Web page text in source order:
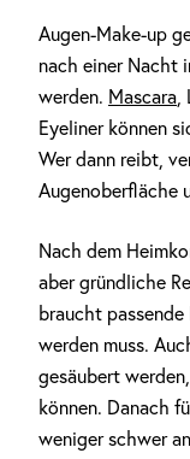
Augen-Make-up
nach einer Nacht
werden. Mascara,
Eyeliner können
Wer dann reibt,
Augenoberfläche
Nach dem
aber gründliche
braucht
werden muss.
gesäubert
können. Danach
weniger schwer